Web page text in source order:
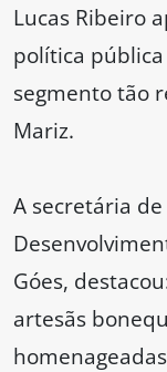
Lucas Ribeiro
política
segmento tão
Mariz.
A secretária
Góes,
artesãs